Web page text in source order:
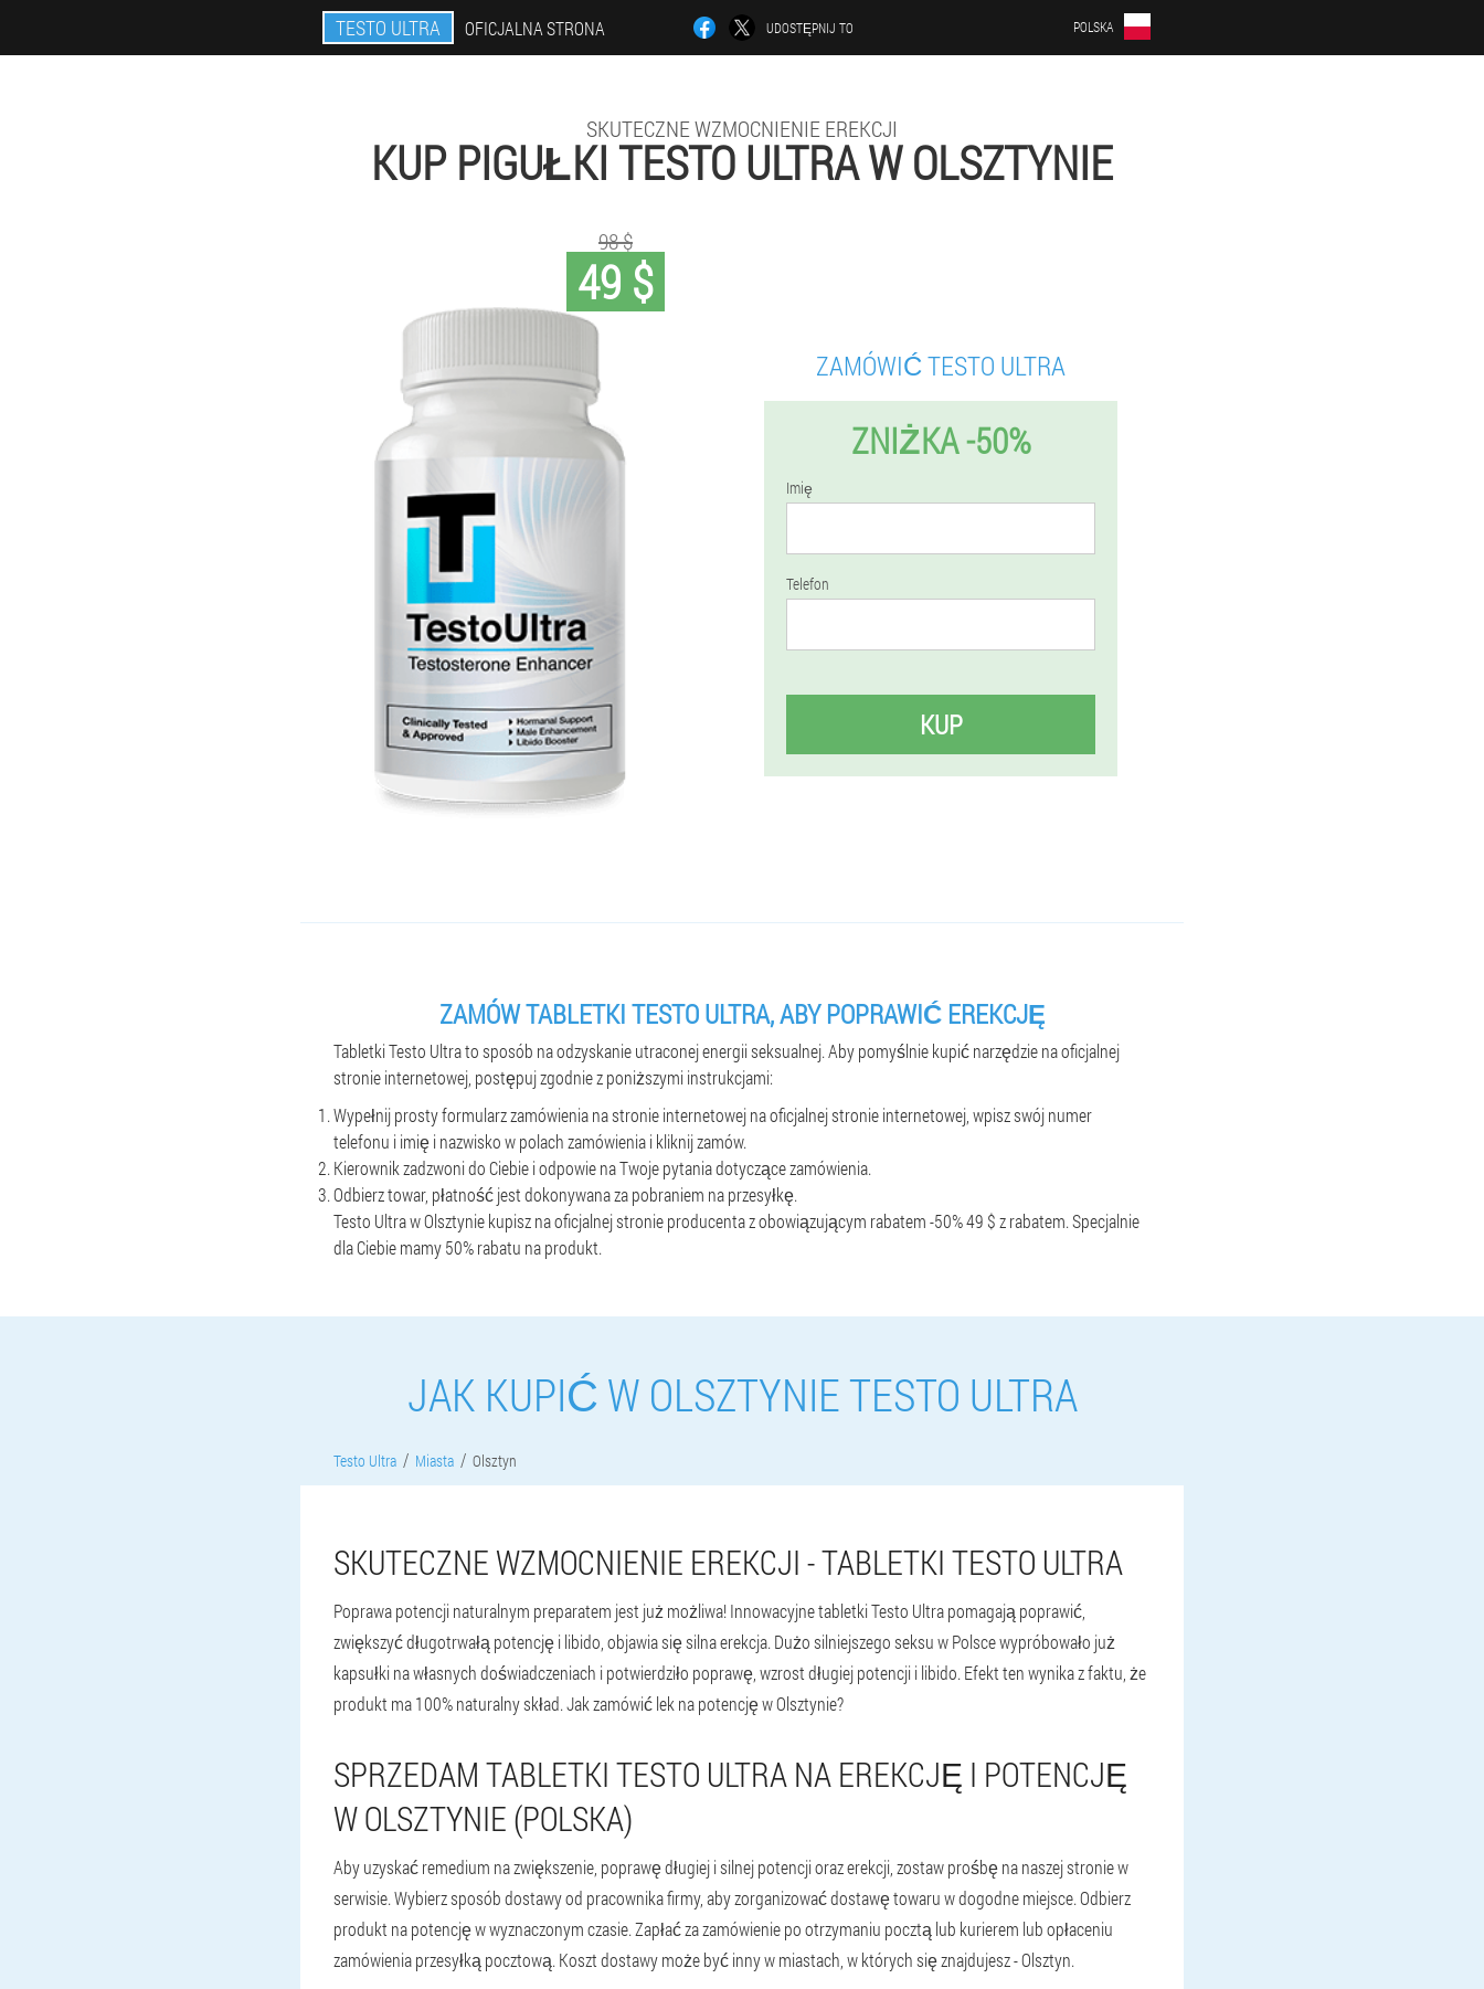
TESTO ULTRA OFICJALNA STRONA UDOSTĘPNIJ TO POLSKA
SKUTECZNE WZMOCNIENIE EREKCJI
KUP PIGUŁKI TESTO ULTRA W OLSZTYNIE
49 $
98 $
ZAMÓWIĆ TESTO ULTRA
ZNIŻKA -50%
Imię
Telefon
KUP
ZAMÓW TABLETKI TESTO ULTRA, ABY POPRAWIĆ EREKCJĘ
Tabletki Testo Ultra to sposób na odzyskanie utraconej energii seksualnej. Aby pomyślnie kupić narzędzie na oficjalnej
stronie internetowej, postępuj zgodnie z poniższymi instrukcjami:
Wypełnij prosty formularz zamówienia na stronie internetowej na oficjalnej stronie internetowej, wpisz swój numer
telefonu i imię i nazwisko w polach zamówienia i kliknij zamów.
Kierownik zadzwoni do Ciebie i odpowie na Twoje pytania dotyczące zamówienia.
Odbierz towar, płatność jest dokonywana za pobraniem na przesyłkę.
Testo Ultra w Olsztynie kupisz na oficjalnej stronie producenta z obowiązującym rabatem -50% 49 $ z rabatem. Specjalnie
dla Ciebie mamy 50% rabatu na produkt.
JAK KUPIĆ W OLSZTYNIE TESTO ULTRA
Testo Ultra Miasta Olsztyn
SKUTECZNE WZMOCNIENIE EREKCJI - TABLETKI TESTO ULTRA
Poprawa potencji naturalnym preparatem jest już możliwa! Innowacyjne tabletki Testo Ultra pomagają poprawić,
zwiększyć długotrwałą potencję i libido, objawia się silna erekcja. Dużo silniejszego seksu w Polsce wypróbowało już
kapsułki na własnych doświadczeniach i potwierdziło poprawę, wzrost długiej potencji i libido. Efekt ten wynika z faktu, że
produkt ma 100% naturalny skład. Jak zamówić lek na potencję w Olsztynie?
SPRZEDAM TABLETKI TESTO ULTRA NA EREKCJĘ I POTENCJĘ
W OLSZTYNIE (POLSKA)
Aby uzyskać remedium na zwiększenie, poprawę długiej i silnej potencji oraz erekcji, zostaw prośbę na naszej stronie w
serwisie. Wybierz sposób dostawy od pracownika firmy, aby zorganizować dostawę towaru w dogodne miejsce. Odbierz
produkt na potencję w wyznaczonym czasie. Zapłać za zamówienie po otrzymaniu pocztą lub kurierem lub opłaceniu
zamówienia przesyłką pocztową. Koszt dostawy może być inny w miastach, w których się znajdujesz - Olsztyn.